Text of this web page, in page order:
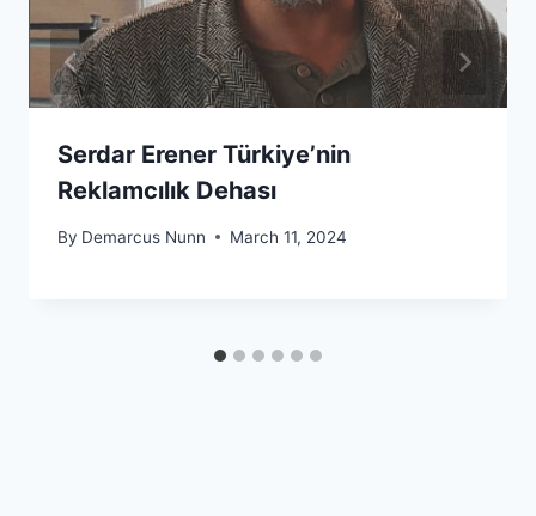
Serdar Erener Türkiye’nin
Reklamcılık Dehası
By Demarcus Nunn March 11, 2024